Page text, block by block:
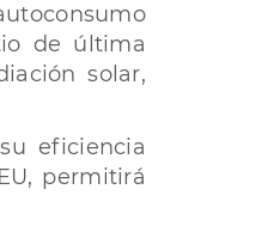
de última
solar,
eficiencia
permitirá